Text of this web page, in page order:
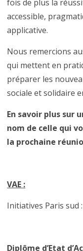
fois de plus la
accessible,
applicative.
Nous remercions
qui mettent en
préparer les
sociale et solidaire
En savoir plus sur
nom de celle qui
la prochaine
VAE :
Initiatives Paris sud :
Diplôme d’Etat